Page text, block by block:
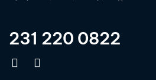
231 220 0822